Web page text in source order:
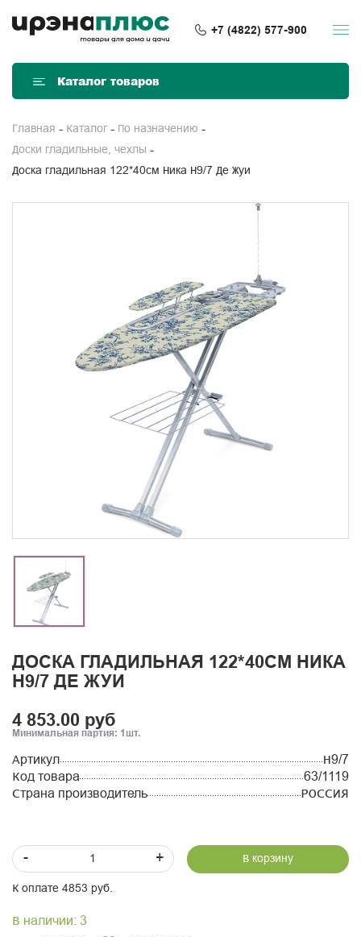
+7 (4822) 577-900
Каталог товаров
Главная Каталог По назначению
Доски гладильные, чехлы
Доска гладильная 122*40см Ника Н9/7 Де Жуи
ДОСКА ГЛАДИЛЬНАЯ 122*40СМ НИКА
Н9/7 ДЕ ЖУИ
4 853.00 руб
Минимальная партия: 1шт.
Артикул
Н9/7
Код товара
63/1119
Страна производитель
РОССИЯ
- + В корзину
К оплате 4853 руб.
В наличии: 3